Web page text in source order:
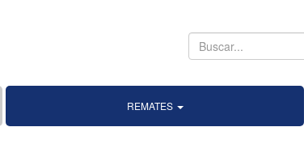
Search
Search
REMATES